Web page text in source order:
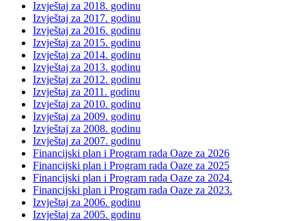
Izvještaj za 2018. godinu
Izvještaj za 2017. godinu
Izvještaj za 2016. godinu
Izvještaj za 2015. godinu
Izvještaj za 2014. godinu
Izvještaj za 2013. godinu
Izvještaj za 2012. godinu
Izvještaj za 2011. godinu
Izvještaj za 2010. godinu
Izvještaj za 2009. godinu
Izvještaj za 2008. godinu
Izvještaj za 2007. godinu
Financijski plan i Program rada Oaze za 2026
Financijski plan i Program rada Oaze za 2025
Financijski plan i Program rada Oaze za 2024.
Financijski plan i Program rada Oaze za 2023.
Izvještaj za 2006. godinu
Izvještaj za 2005. godinu